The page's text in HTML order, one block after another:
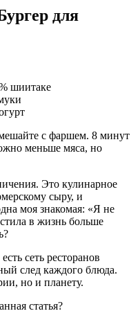
для
шиитаке
с фаршем. 8 минут
меньше мяса, но
Это кулинарное
сыру, и
моя знакомая: «Я не
в жизнь больше
сеть ресторанов
след каждого блюда.
но и планету.
статья?